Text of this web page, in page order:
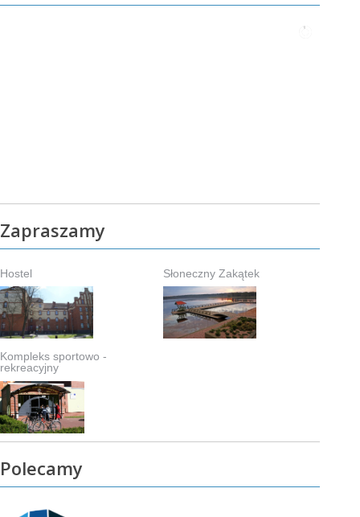
Zapraszamy
Hostel Słoneczny Zakątek
Kompleks sportowo -
rekreacyjny
Polecamy